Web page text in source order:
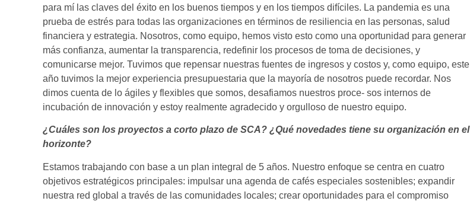
para mí las claves del éxito en los buenos tiempos y en los tiempos difíciles. La pandemia es una
prueba de estrés para todas las organizaciones en términos de resiliencia en las personas, salud
financiera y estrategia. Nosotros, como equipo, hemos visto esto como una oportunidad para generar
más confianza, aumentar la transparencia, redefinir los procesos de toma de decisiones, y
comunicarse mejor. Tuvimos que repensar nuestras fuentes de ingresos y costos y, como equipo, este
año tuvimos la mejor experiencia presupuestaria que la mayoría de nosotros puede recordar. Nos
dimos cuenta de lo ágiles y flexibles que somos, desafiamos nuestros proce- sos internos de
incubación de innovación y estoy realmente agradecido y orgulloso de nuestro equipo.
¿Cuáles son los proyectos a corto plazo de SCA? ¿Qué novedades tiene su organización en el
horizonte?
Estamos trabajando con base a un plan integral de 5 años. Nuestro enfoque se centra en cuatro
objetivos estratégicos principales: impulsar una agenda de cafés especiales sostenibles; expandir
nuestra red global a través de las comunidades locales; crear oportunidades para el compromiso